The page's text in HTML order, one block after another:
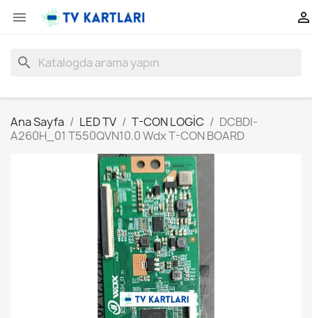
 
search
Ana Sayfa LED TV T-CON LOGİC
DCBDI-
A260H_01 T550QVN10.0 Wdx T-CON BOARD